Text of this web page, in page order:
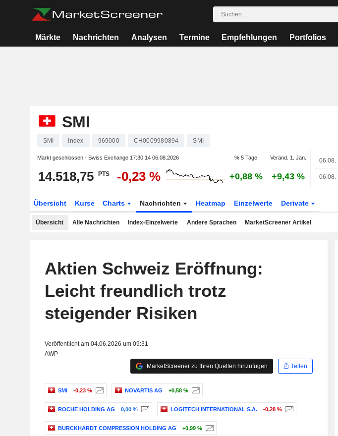
Märkte Nachrichten Analysen Termine Empfehlungen Portfolios
SMI
SMI Index 969000 CH0009980894 SMI
Markt geschlossen - Swiss Exchange 17:30:14 06.08.2026 % 5 Tage Veränd. 1. Jan.
14.518,75 PTS -0,23 % +0,88 % +9,43 %
06.08.
06.08.
Übersicht Kurse Charts Nachrichten Heatmap Einzelwerte Derivate
Übersicht Alle Nachrichten Index-Einzelwerte Andere Sprachen MarketScreener Artikel
Aktien Schweiz Eröffnung:
Leicht freundlich trotz
steigender Risiken
Veröffentlicht am 04.06.2026 um 09:31
AWP
MarketScreener zu Ihren Quellen hinzufügen
Teilen
SMI -0,23 % NOVARTIS AG +0,58 %
ROCHE HOLDING AG 0,00 % LOGITECH INTERNATIONAL S.A. -0,28 %
BURCKHARDT COMPRESSION HOLDING AG +0,99 %